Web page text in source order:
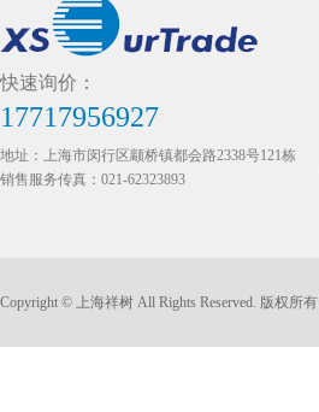
快速询价：
17717956927
地址：上海市闵行区颛桥镇都会路2338号121栋
销售服务传真：021-62323893
Copyright © 上海祥树 All Rights Reserved. 版权所有